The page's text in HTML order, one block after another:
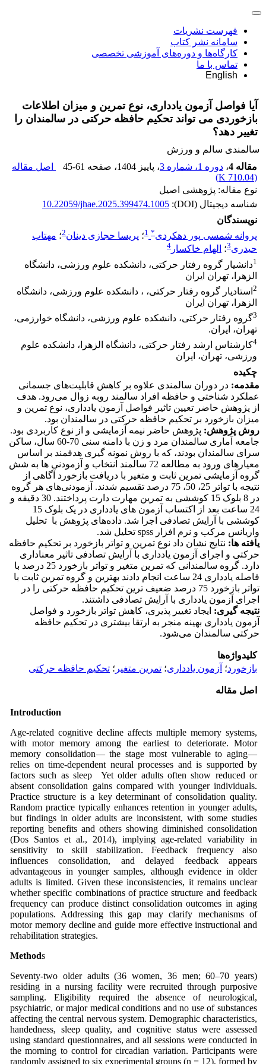
فهرست نشریات
سامانه نشر کتاب
کارگاه‌ها و دوره‌های آموزشی تخصصی
تماس با ما
English
آیا فواصل آزمون یادداری، نوع تمرین و میزان اطلاعات
بازخوردی می تواند تحکیم حافظه حرکتی در سالمندان را
تغییر دهد؟
سالمندی سالم و ورزش
مقاله 4
، دوره 1، شماره 3 ، پاییز 1404 ، صفحه 45-61
اصل مقاله
(
710.04 K
)
نوع مقاله: پژوهشی اصیل
شناسه دیجیتال (DOI):
10.22059/jhae.2025.399474.1005
نویسندگان
پروانه شمسی پور دهکردی*
1؛ پریسا حجازی دینان2؛ مهتاب
حیدری3؛ الهام خاکسار 4
1دانشیار گروه رفتار حرکتی، دانشکده علوم ورزشی، دانشگاه
الزهرا، تهران ایران
2 استادیار گروه رفتار حرکتی، ، دانشکده علوم ورزشی، دانشگاه
الزهرا، تهران ایران
3گروه رفتار حرکتی، دانشکده علوم ورزشی، دانشگاه خوارزمی،
تهران، ایران.
4کارشناس ارشد رفتار حرکتی، دانشگاه الزهرا، دانشکده علوم
ورزشی، تهران، ایران
چکیده
مقدمه: در دوران سالمندی علاوه بر کاهش قابلیت‌های جسمانی
عملکرد شناختی و حافظه افراد سالمند روبه زوال می‌رود. هدف
از پژوهش حاضر تعیین تاثیر فواصل آزمون یادداری، نوع تمرین و
میزان بازخورد بر تحکیم حافظه حرکتی در سالمندان بود.
روش پژوهش: پژوهش حاضر نیمه آزمایشی و از نوع کاربردی بود.
جامعه آماری سالمندان مرد و زن با دامنه سنی 70-60 سال، ساکن
سرای سالمندان بودند، که با روش نمونه گیری هدفمند بر اساس
معیارهای ورود به مطالعه 72 سالمند انتخاب و آزمودنی ها به شش
گروه آزمایشی تمرین ثابت و متغیر با دریافت بازخورد آگاهی از
نتیجه با تواتر 25، 50، 75 درصد تقسیم شدند. آزمودنی‌های هر گروه
در 8 بلوک 15 کوششی به تمرین مهارت دارت پرداختند. 30 دقیقه و
24 ساعت بعد از اکتساب آزمون های یادداری در یک بلوک 15
کوششی با آرایش تصادفی اجرا شد. داده‌های پژوهش با تحلیل
واریانس مرکب و نرم افزار spss تحلیل شد.
یافته ها: نتایج نشان داد نوع تمرین و تواتر بازخورد بر تحکیم حافظه
حرکتی و اجرای آزمون یادداری با آرایش تصادفی تاثیر معناداری
دارد. گروه سالمندانی که تمرین متغیر و تواتر بازخورد 25 درصد با
فاصله یادداری 24 ساعت انجام دادند بهترین و گروه تمرین ثابت با
تواتر بازخورد 75 درصد ضعیف ترین تحکیم حافظه حرکتی را در
اجرای آزمون یادداری با آرایش تصادفی داشتند.
نتیجه گیری: ایجاد تغییر پذیری، کاهش تواتر بازخورد و فواصل
آزمون یادداری بهینه منجر به ارتقا بیشتری در تحکیم حافظه
حرکتی سالمندان می‌شود.
کلیدواژه‌ها
بازخورد؛ آزمون یادداری؛ تمرین متغیر ؛ تحکیم حافظه حرکتی
اصل مقاله
Introduction
Age‑related cognitive decline affects multiple memory systems,
with motor memory among the earliest to deteriorate. Motor
memory consolidation— the stage most vulnerable to aging—
relies on time‑dependent neural processes and is supported by
factors such as sleep Yet older adults often show reduced or
absent consolidation gains compared with younger individuals.
Practice structure is a key determinant of consolidation quality.
Random practice typically enhances retention in younger adults,
but findings in older adults are inconsistent, with some studies
reporting benefits and others showing diminished consolidation
(Dos Santos et al., 2014), implying age‑related variability in
sensitivity to skill stabilization. Feedback frequency also
influences consolidation, and delayed feedback appears
advantageous in younger samples, although evidence in older
adults is limited. Given these inconsistencies, it remains unclear
whether specific combinations of practice structure and feedback
frequency can produce distinct consolidation outcomes in aging
populations. Addressing this gap may clarify mechanisms of
motor memory decline and guide more effective instructional and
rehabilitation strategies.
Methods
Seventy‑two older adults (36 women, 36 men; 60–70 years)
residing in a nursing facility were recruited through purposive
sampling. Eligibility required the absence of neurological,
psychiatric, or major medical conditions and no use of substances
affecting the central nervous system. Demographic characteristics,
handedness, sleep quality, and cognitive status were assessed
using standard questionnaires, and all sessions were conducted in
the morning to control for circadian variation. Participants were
randomly assigned to six experimental groups (n = 12), formed by